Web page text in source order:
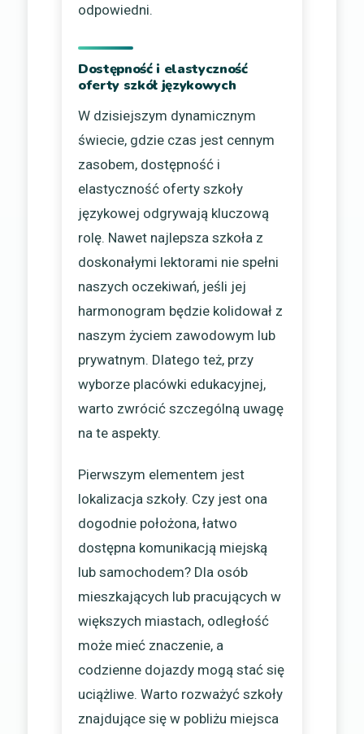
odpowiedni.
Dostępność i elastyczność
oferty szkół językowych
W dzisiejszym dynamicznym
świecie, gdzie czas jest cennym
zasobem, dostępność i
elastyczność oferty szkoły
językowej odgrywają kluczową
rolę. Nawet najlepsza szkoła z
doskonałymi lektorami nie spełni
naszych oczekiwań, jeśli jej
harmonogram będzie kolidował z
naszym życiem zawodowym lub
prywatnym. Dlatego też, przy
wyborze placówki edukacyjnej,
warto zwrócić szczególną uwagę
na te aspekty.
Pierwszym elementem jest
lokalizacja szkoły. Czy jest ona
dogodnie położona, łatwo
dostępna komunikacją miejską
lub samochodem? Dla osób
mieszkających lub pracujących w
większych miastach, odległość
może mieć znaczenie, a
codzienne dojazdy mogą stać się
uciążliwe. Warto rozważyć szkoły
znajdujące się w pobliżu miejsca